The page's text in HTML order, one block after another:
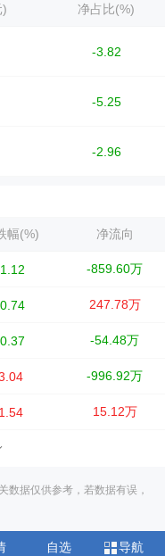
) 净占比(%)
-3.82
-5.25
-2.96
幅(%) 净流向
-859.60万
247.78万
-54.48万
-996.92万
1.54 15.12万
数据仅供参考，若数据有误，
自选 导航